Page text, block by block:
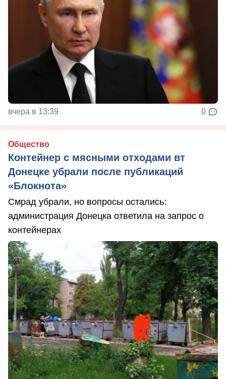
вчера в 13:39 0
Общество
Контейнер с мясными отходами вт
Донецке убрали после публикаций
«Блокнота»
Смрад убрали, но вопросы остались:
администрация Донецка ответила на запрос о
контейнерах